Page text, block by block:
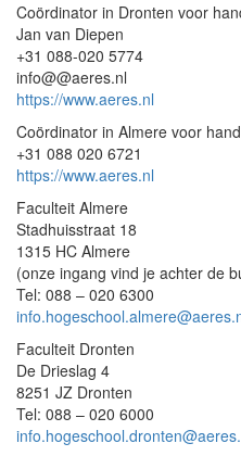
Coördinator in Dronten voor
Jan van Diepen
+31 088-020 5774
info@@aeres.nl
https://www.aeres.nl
Coördinator in Almere voor
+31 088 020 6721
https://www.aeres.nl
Faculteit Almere
Stadhuisstraat 18
1315 HC Almere
(onze ingang vind je achter de
Tel: 088 – 020 6300
Faculteit Dronten
De Drieslag 4
8251 JZ Dronten
Tel: 088 – 020 6000